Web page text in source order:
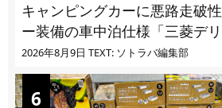
キャンピングカーに悪路走破
ー装備の車中泊仕様「三菱デ
2026年8月9日 TEXT: ソトラバ編集部